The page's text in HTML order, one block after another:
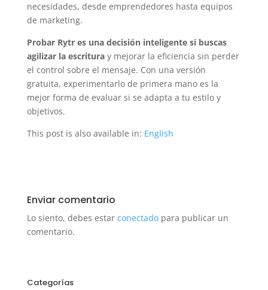
necesidades, desde emprendedores hasta equipos
de marketing.
Probar Rytr es una decisión inteligente si buscas
agilizar la escrituray mejorar la eficiencia sin perder
el control sobre el mensaje. Con una versión
gratuita, experimentarlo de primera mano es la
mejor forma de evaluar si se adapta a tu estilo y
objetivos.
This post is also available in: English
Enviar comentario
Lo siento, debes estar conectadopara publicar un
comentario.
Categorías